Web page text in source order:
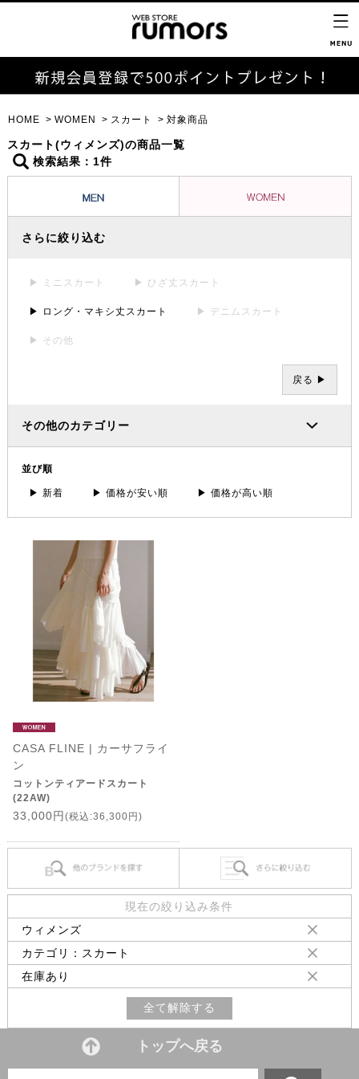
HOME WOMEN スカート 対象商品
スカート(ウィメンズ)の商品一覧
検索結果：1件
さらに絞り込む
▶ ミニスカート ▶ ひざ丈スカート
▶ ロング・マキシ丈スカート ▶ デニムスカート
▶ その他
戻る ▶
その他のカテゴリー
並び順
▶ 新着 ▶ 価格が安い順 ▶ 価格が高い順
CASA FLINE | カーサフライ
ン
コットンティアードスカート
(22AW)
33,000円 (税込:36,300円)
現在の絞り込み条件
ウィメンズ
カテゴリ：スカート
在庫あり
全て解除する
トップへ戻る